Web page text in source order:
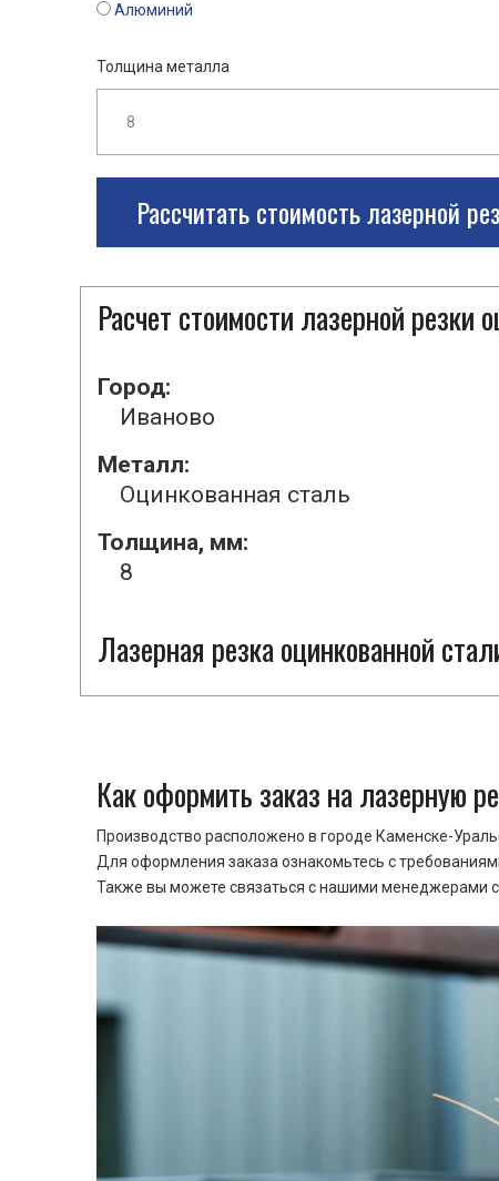
Алюминий
Толщина металла
Рассчитать стоимость лазерной
Расчет стоимости лазерной
Город:
Иваново
Металл:
Оцинкованная сталь
Толщина, мм:
8
Лазерная резка оцинкованной
Как оформить заказ на лазерную
Производство расположено в городе Каменске-
Для оформления заказа ознакомьтесь с
Также вы можете связаться с нашими менеджерами